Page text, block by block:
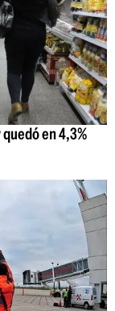
en 4,3%